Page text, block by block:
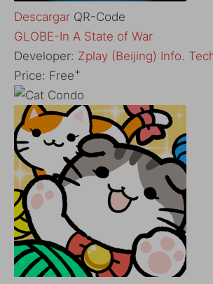
Descargar QR-Code
‎GLOBE-In A State of War
Developer: Zplay (Beijing) Info.
Price: Free+